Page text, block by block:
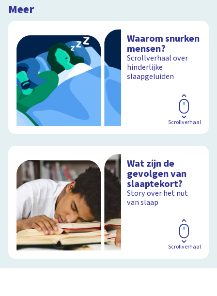
Meer
Waarom snurken
mensen?
Scrollverhaal over
hinderlijke
slaapgeluiden
Scrollverhaal
Wat zijn de
gevolgen van
slaaptekort?
Story over het nut
van slaap
Scrollverhaal